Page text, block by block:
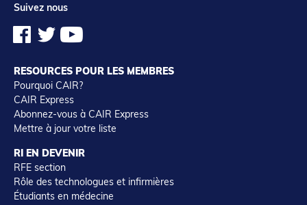
Suivez nous
RESOURCES POUR LES MEMBRES
Pourquoi CAIR?
CAIR Express
Abonnez-vous à CAIR Express
Mettre à jour votre liste
RI EN DEVENIR
RFE section
Rôle des technologues et infirmières
Étudiants en médecine